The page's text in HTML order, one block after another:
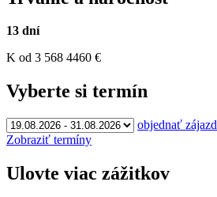
13 dní
K od 3 568 4460 €
Vyberte si termín
objednať zájazd
Zobraziť termíny
Ulovte viac zážitkov